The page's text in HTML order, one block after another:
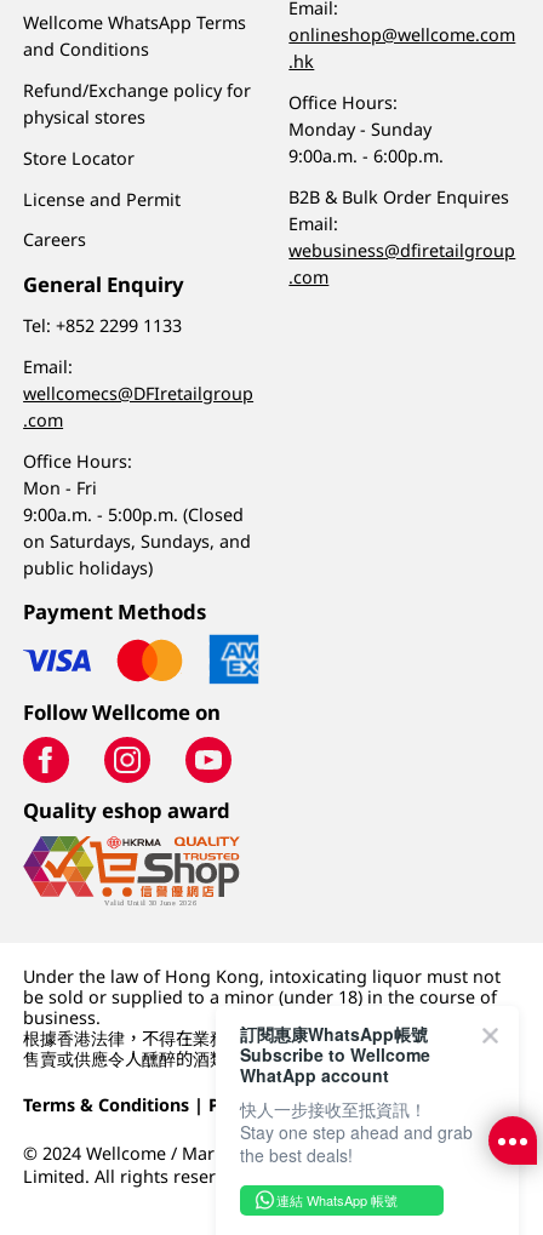
Wellcome WhatsApp Terms
and Conditions
Refund/Exchange policy for
physical stores
Store Locator
License and Permit
Careers
General Enquiry
Tel:+852 2299 1133
Email:
wellcomecs@DFIretailgroup
.com
Office Hours:
Mon - Fri
9:00a.m. - 5:00p.m. (Closed
on Saturdays, Sundays, and
public holidays)
Email:
onlineshop@wellcome.com
.hk
Office Hours:
Monday - Sunday
9:00a.m. - 6:00p.m.
B2B & Bulk Order Enquires
Email:
webusiness@dfiretailgroup
.com
Payment Methods
Follow Wellcome on
Quality eshop award
Under the law of Hong Kong, intoxicating liquor must not
be sold or supplied to a minor (under 18) in the course of
business.
根據香港法律，不得在業務過程中，向未成年人 (18 歲以下人士)
售賣或供應令人醺醉的酒類。
Terms & Conditions | Privacy Policy|DFI Retail Group
© 2024 Wellcome / Market Place. The Dairy Farm Company
Limited. All rights reserved.
訂閱惠康WhatsApp帳號
Subscribe to Wellcome
WhatApp account
快人一步接收至抵資訊！
Stay one step ahead and grab
the best deals!
連結 WhatsApp 帳號